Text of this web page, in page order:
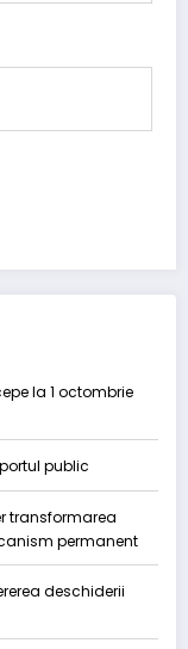
la 1 octombrie
public
transformarea
permanent
deschiderii